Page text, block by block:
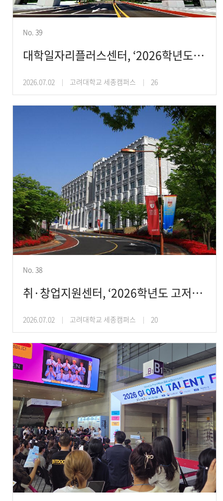
No. 39
대학일자리플러스센터, ‘2026학년도 1학기 KUS 선배멘토링 프로그램’ 개최
2026.07.02 고려대학교 세종캠퍼스 26
No. 38
취·창업지원센터, ‘2026학년도 고저스!챌린지 미래설계로드맵’ 운영
2026.07.02 고려대학교 세종캠퍼스 20